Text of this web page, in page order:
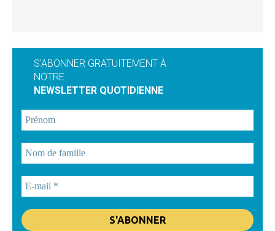
S'ABONNER GRATUITEMENT À
NOTRE
NEWSLETTER QUOTIDIENNE